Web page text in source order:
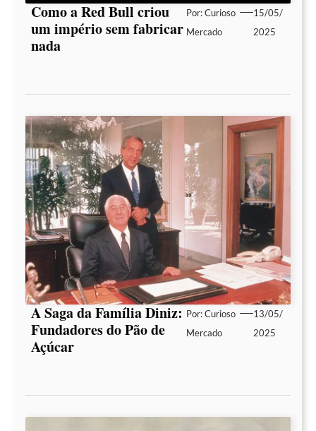
Como a Red Bull criou
um império sem fabricar
nada
Por:Curioso
Mercado
15/05/
2025
A Saga da Família Diniz:
Fundadores do Pão de
Açúcar
Por:Curioso
Mercado
13/05/
2025